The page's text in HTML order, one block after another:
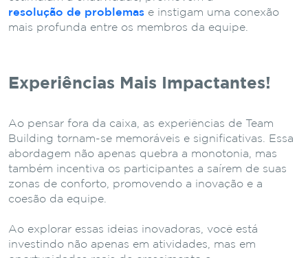
resolução de problemas e instigam uma conexão
mais profunda entre os membros da equipe.
Experiências Mais Impactantes!
Ao pensar fora da caixa, as experiências de Team
Building tornam-se memoráveis e significativas. Essa
abordagem não apenas quebra a monotonia, mas
também incentiva os participantes a saírem de suas
zonas de conforto, promovendo a inovação e a
coesão da equipe.
Ao explorar essas ideias inovadoras, você está
investindo não apenas em atividades, mas em